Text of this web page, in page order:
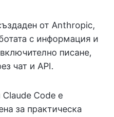
от Anthropic,
с информация и
писане,
чат и API.
Claude Code е
за практическа